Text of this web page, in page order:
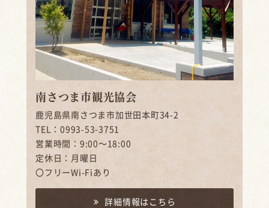
南さつま市観光協会
鹿児島県南さつま市加世田本町34-2
TEL：0993-53-3751
営業時間：9:00～18:00
定休日：月曜日
〇フリーWi-Fiあり
詳細情報はこちら